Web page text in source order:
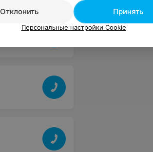
Отклонить
Принять
Персональные настройки Cookie